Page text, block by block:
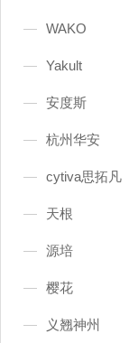
WAKO
Yakult
安度斯
杭州华安
cytiva思拓凡
天根
源培
樱花
义翘神州